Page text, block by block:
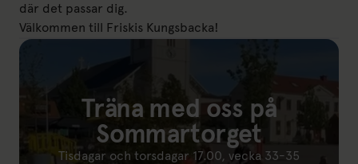
där det passar dig.
Välkommen till Friskis Kungsbacka!
Träna med oss på
Sommartorget
Tisdagar och torsdagar 17.00, vecka 33-35